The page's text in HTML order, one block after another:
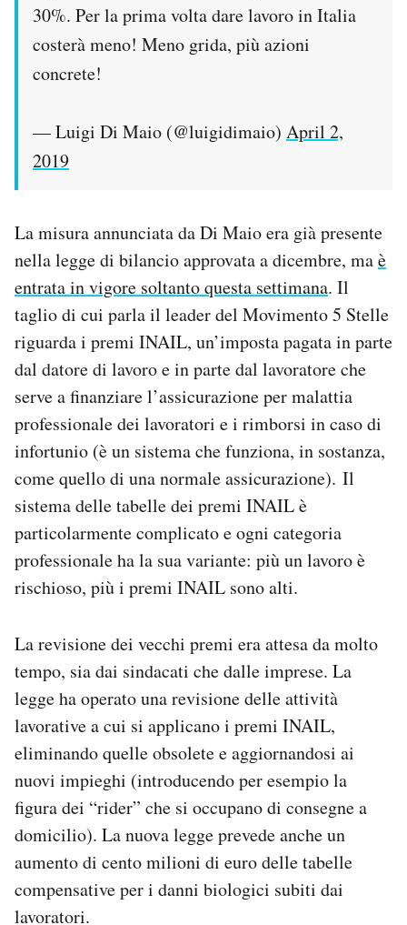
30%. Per la prima volta dare lavoro in Italia
costerà meno! Meno grida, più azioni
concrete!
— Luigi Di Maio (@luigidimaio) April 2,
2019
La misura annunciata da Di Maio era già presente
nella legge di bilancio approvata a dicembre, maè
entrata in vigore soltanto questa settimana. Il
taglio di cui parla il leader del Movimento 5 Stelle
riguarda i premi INAIL, un’imposta pagata in parte
dal datore di lavoro e in parte dal lavoratore che
serve a finanziare l’assicurazione per malattia
professionale dei lavoratori e i rimborsi in caso di
infortunio (è un sistema che funziona, in sostanza,
come quello di una normale assicurazione). Il
sistema delle tabelle dei premi INAIL è
particolarmente complicato e ogni categoria
professionale ha la sua variante: più un lavoro è
rischioso, più i premi INAIL sono alti.
La revisione dei vecchi premi era attesa da molto
tempo, sia dai sindacati che dalle imprese. La
legge ha operato una revisione delle attività
lavorative a cui si applicano i premi INAIL,
eliminando quelle obsolete e aggiornandosi ai
nuovi impieghi (introducendo per esempio la
figura dei “rider” che si occupano di consegne a
domicilio). La nuova legge prevede anche un
aumento di cento milioni di euro delle tabelle
compensative per i danni biologici subiti dai
lavoratori.